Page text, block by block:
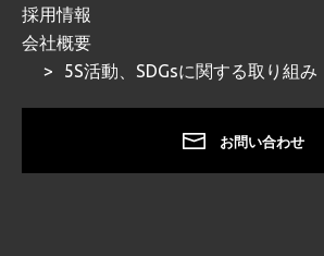
採用情報
会社概要
5S活動、SDGsに関する取り組み
お問い合わせ